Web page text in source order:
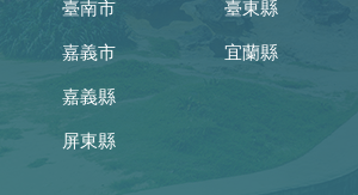
臺南市
嘉義市
嘉義縣
屏東縣
臺東縣
宜蘭縣